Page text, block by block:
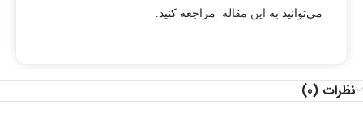
می‌توانید به این مقاله مراجعه کنید.
نظرات (0)